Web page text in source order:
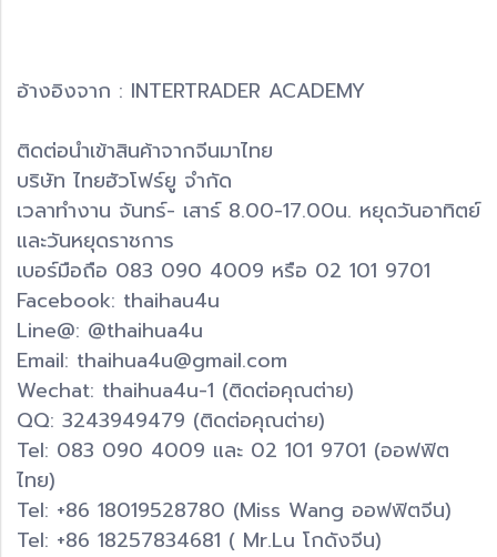
อ้างอิงจาก : INTERTRADER ACADEMY
ติดต่อนำเข้าสินค้าจากจีนมาไทย
บริษัท ไทยฮัวโฟร์ยู จำกัด
เวลาทำงาน จันทร์- เสาร์ 8.00-17.00น. หยุดวันอาทิตย์
และวันหยุดราชการ
เบอร์มือถือ 083 090 4009 หรือ 02 101 9701
Facebook: thaihau4u
Line@: @thaihua4u
Email: thaihua4u@gmail.com
Wechat: thaihua4u-1 (ติดต่อคุณต่าย)
QQ: 3243949479 (ติดต่อคุณต่าย)
Tel: 083 090 4009 และ 02 101 9701 (ออฟฟิต
ไทย)
Tel: +86 18019528780 (Miss Wang ออฟฟิตจีน)
Tel: +86 18257834681 ( Mr.Lu โกดังจีน)